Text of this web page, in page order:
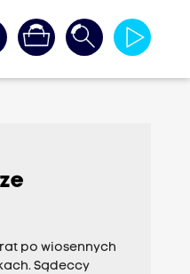
po wiosennych
Sądeccy